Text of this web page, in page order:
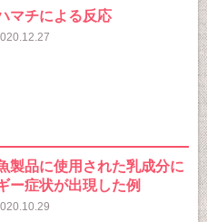
マチによる反応
製品に使用された乳成分に
ー症状が出現した例